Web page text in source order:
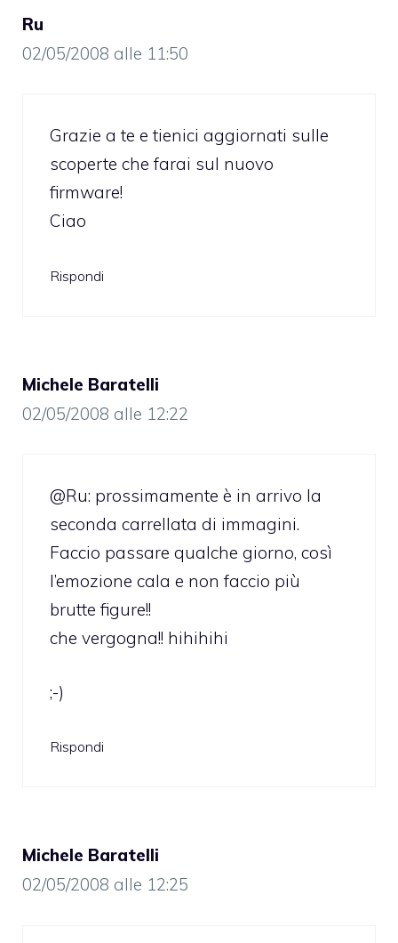
Ru
02/05/2008 alle 11:50
Grazie a te e tienici aggiornati sulle
scoperte che farai sul nuovo
firmware!
Ciao
Rispondi
Michele Baratelli
02/05/2008 alle 12:22
@Ru: prossimamente è in arrivo la
seconda carrellata di immagini.
Faccio passare qualche giorno, così
l’emozione cala e non faccio più
brutte figure!!
che vergogna!! hihihihi
;-)
Rispondi
Michele Baratelli
02/05/2008 alle 12:25